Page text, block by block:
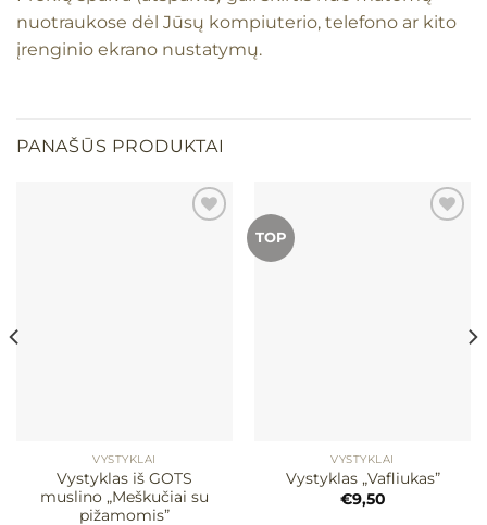
nuotraukose dėl Jūsų kompiuterio, telefono ar kito
įrenginio ekrano nustatymų.
PANAŠŪS PRODUKTAI
VYSTYKLAI
Vystyklas iš GOTS
muslino „Meškučiai su
pižamomis”
TOP
VYSTYKLAI
Vystyklas „Vafliukas”
€9,50